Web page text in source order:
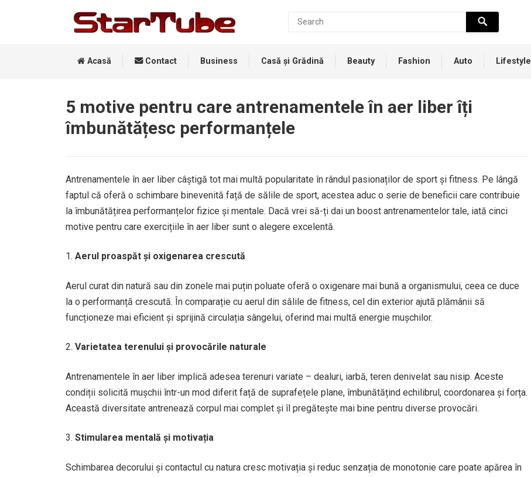
Acasă Contact Business Casă și Grădină Beauty Fashion Auto Lifestyle
5 motive pentru care antrenamentele în aer liber îți
îmbunătățesc performanțele
Antrenamentele în aer liber câștigă tot mai multă popularitate în rândul pasionaților de sport și fitness. Pe lângă
faptul că oferă o schimbare binevenită față de sălile de sport, acestea aduc o serie de beneficii care contribuie
la îmbunătățirea performanțelor fizice și mentale. Dacă vrei să-ți dai un boost antrenamentelor tale, iată cinci
motive pentru care exercițiile în aer liber sunt o alegere excelentă.
Aerul proaspăt și oxigenarea crescută
Aerul curat din natură sau din zonele mai puțin poluate oferă o oxigenare mai bună a organismului, ceea ce duce
la o performanță crescută. În comparație cu aerul din sălile de fitness, cel din exterior ajută plămânii să
funcționeze mai eficient și sprijină circulația sângelui, oferind mai multă energie mușchilor.
Varietatea terenului și provocările naturale
Antrenamentele în aer liber implică adesea terenuri variate – dealuri, iarbă, teren denivelat sau nisip. Aceste
condiții solicită mușchii într-un mod diferit față de suprafețele plane, îmbunătățind echilibrul, coordonarea și forța.
Această diversitate antrenează corpul mai complet și îl pregătește mai bine pentru diverse provocări.
Stimularea mentală și motivația
Schimbarea decorului și contactul cu natura cresc motivația și reduc senzația de monotonie care poate apărea în